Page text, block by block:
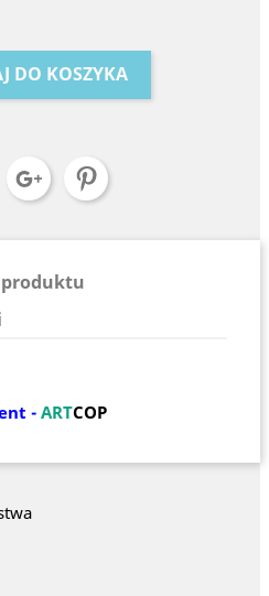
DO KOSZYKA
produktu
- ARTCOP